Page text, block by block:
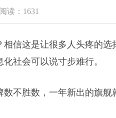
阅读：1631
相信这是让很多人头疼的
社会可以说寸步难行。
不胜数，一年新出的旗舰